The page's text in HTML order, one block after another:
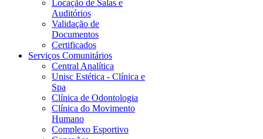
Locação de Salas e
Auditórios
Validação de
Documentos
Certificados
Serviços Comunitários
Central Analítica
Unisc Estética - Clínica e
Spa
Clínica de Odontologia
Clínica do Movimento
Humano
Complexo Esportivo